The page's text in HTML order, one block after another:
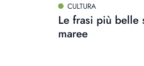
CULTURA
Le frasi più belle
maree